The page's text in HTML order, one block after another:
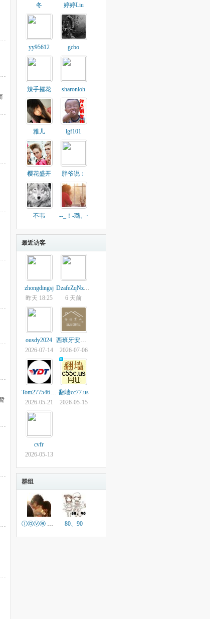
冬 婷婷Liu
yy95612 gcbo
辣手摧花 sharonloh
雅儿 lgf101
樱花盛开 胖爷说：
不韦 --_！-璐。·
最近访客
zhongdingsj
昨天 18:25
DzafeZqNzHzhzRs
6 天前
ousdy2024
2026-07-14
西班牙安佳置业
2026-07-06
Tom277546595
2026-05-21
翻墙cc77.us
2026-05-15
cvfr
2026-05-13
群组
ⓛⓞⓥⓔ 【下雨天】 80、90